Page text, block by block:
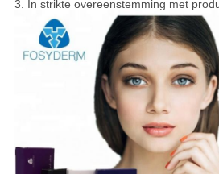
3. In strikte overeenstemming met